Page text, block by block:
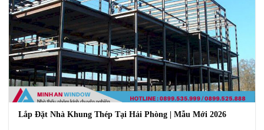
Lắp Đặt Nhà Khung Thép Tại Hải Phòng | Mẫu Mới 2026